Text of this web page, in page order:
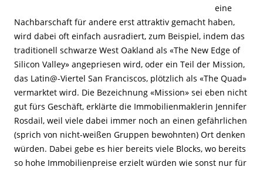
eine
Nachbarschaft für andere erst attraktiv gemacht haben,
wird dabei oft einfach ausradiert, zum Beispiel, indem das
traditionell schwarze West Oakland als «The New Edge of
Silicon Valley» angepriesen wird, oder ein Teil der Mission,
das Latin@-Viertel San Franciscos, plötzlich als «The Quad»
vermarktet wird. Die Bezeichnung «Mission» sei eben nicht
gut fürs Geschäft, erklärte die Immobilienmaklerin Jennifer
Rosdail, weil viele dabei immer noch an einen gefährlichen
(sprich von nicht-weißen Gruppen bewohnten) Ort denken
würden. Dabei gebe es hier bereits viele Blocks, wo bereits
so hohe Immobilienpreise erzielt würden wie sonst nur für